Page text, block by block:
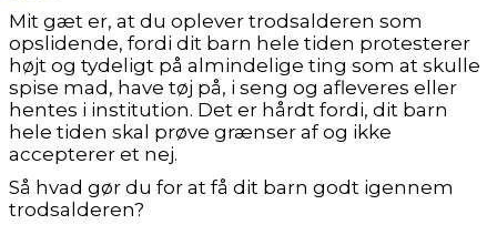
Mit gæt er, at du oplever trodsalderen som
opslidende, fordi dit barn hele tiden protesterer
højt og tydeligt på almindelige ting som at skulle
spise mad, have tøj på, i seng og afleveres eller
hentes i institution. Det er hårdt fordi, dit barn
hele tiden skal prøve grænser af og ikke
accepterer et nej.
Så hvad gør du for at få dit barn godt igennem
trodsalderen?